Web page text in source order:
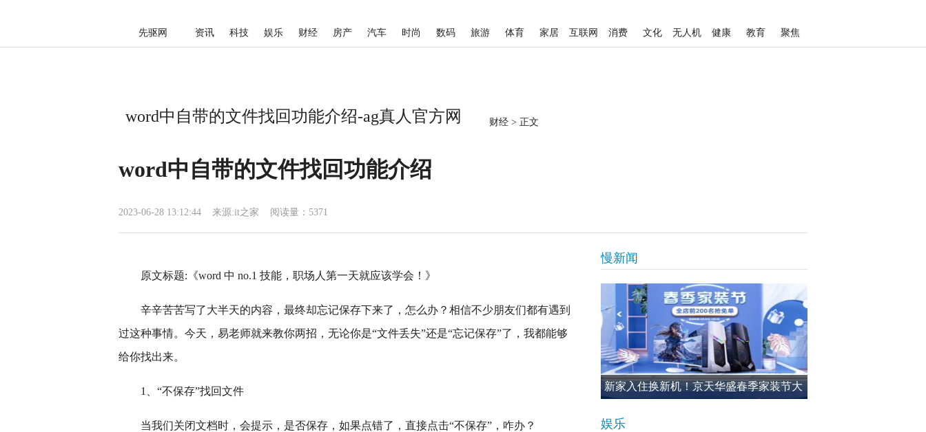
先驱网 资讯 科技 娱乐 财经 房产 汽车 时尚 数码 旅游 体育 家居 互联网 消费 文化 无人机 健康 教育 聚焦
word中自带的文件找回功能介绍-ag真人官方网 财经 > 正文
word中自带的文件找回功能介绍
2023-06-28 13:12:44 来源:it之家 阅读量：5371
原文标题:《word 中 no.1 技能，职场人第一天就应该学会！》
辛辛苦苦写了大半天的内容，最终却忘记保存下来了，怎么办？相信不少朋友们都有遇到
过这种事情。今天，易老师就来教你两招，无论你是“文件丢失”还是“忘记保存”了，我都能够
给你找出来。
1、“不保存”找回文件
当我们关闭文档时，会提示，是否保存，如果点错了，直接点击“不保存”，咋办？
慢新闻
新家入住换新机！京天华盛春季家装节大
娱乐